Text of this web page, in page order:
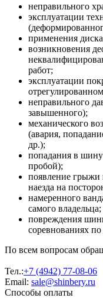
неправильного
эксплуатации
применения
возникновения
работ;
эксплуатации
неправильного
завышенного);
механического
(авария,
др.);
попадания в шину
пробой);
появление грыжи
наезда на
намеренного
самого владельца;
повреждения
соревнованиях
По всем вопросам
Тел.:+7 (4942) 77-08-06
Email: sale@shinbery.ru
Способы оплаты